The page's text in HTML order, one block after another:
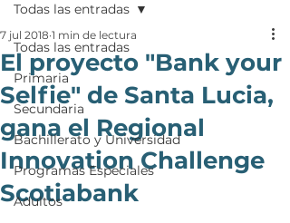
Todas las entradas
Primaria
Secundaria
Bachillerato y Universidad
Programas Especiales
Adultos
Todas las entradas
El proyecto "Bank your
Selfie" de Santa Lucia,
gana el Regional
Innovation Challenge
Scotiabank
7 jul 2018 1 min de lectura